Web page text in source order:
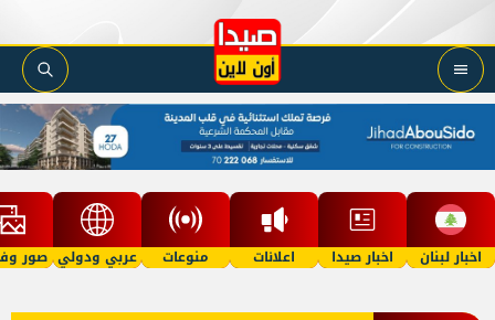
اخبار لبنان اخبار صيدا اعلانات منوعات عربي ودولي صور